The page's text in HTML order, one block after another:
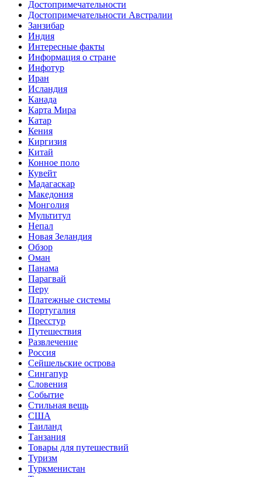
Достопримечательности
Достопримечательности Австралии
Занзибар
Индия
Интересные факты
Информация о стране
Инфотур
Иран
Исландия
Канада
Карта Мира
Катар
Кения
Киргизия
Китай
Конное поло
Кувейт
Мадагаскар
Македония
Монголия
Мультитул
Непал
Новая Зеландия
Обзор
Оман
Панама
Парагвай
Перу
Платежные системы
Португалия
Пресстур
Путешествия
Развлечение
Россия
Сейшельские острова
Сингапур
Словения
Событие
Стильная вещь
США
Таиланд
Танзания
Товары для путешествий
Туризм
Туркменистан